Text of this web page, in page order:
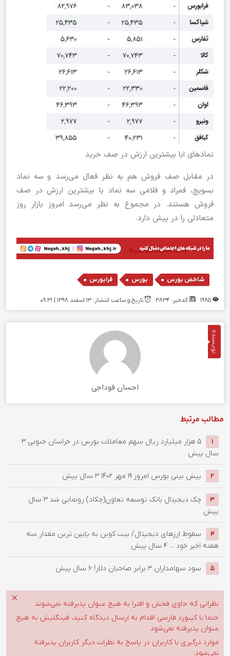
نمادهای ابا بیشترین ارزش در صف خرید
در مقابل صف فروش هم به نظر فعال می‌رسد و سه نماد
بسویچ، فمراد و فلامی سه نماد با بیشترین ارزش در صف
فروش هستند. در مجموع به نظر می‌رسد امروز بازار روز
متعادلی را در پیش دارد.
شاخص بورس , بورس , فرابورس
کدخبر: 3834 تاریخ و ساعت انتشار: ۱۳ اسفند ۱۳۹۸ | 09:31
نویسنده
احسان فوداجی
مطالب مرتبط
1 ۵ هزار میلیارد ریال سهم معاملات بورس در خراسان جنوبی
3
سال پیش
2 پیش بینی بورس امروز ۱۹ مهر ۱۴۰۲ 3 سال پیش
3 چک دیجیتال بانک توسعه تعاون(چکاد) رونمایی شد
3 سال
پیش
4
سقوط ارزهای دیجیتال/ بیت کوین به پایین ترین مقدار سه
هفته اخیر خود ... 4 سال پیش
5 سود سهامداران 3 برابر صاحبان دلار! 6 سال پیش
نظراتی که حاوی فحش و افترا به هیچ عنوان پذیرفته نمی‌شوند
حتما با کیبورد فارسی اقدام به ارسال دیدگاه کنید، فینگلیش به هیچ
عنوان پذیرفته نمی‌شود
موارد درگیری با کاربران در پاسخ به نظرات دیگر کاربران پذیرفته
نمی‌شود.